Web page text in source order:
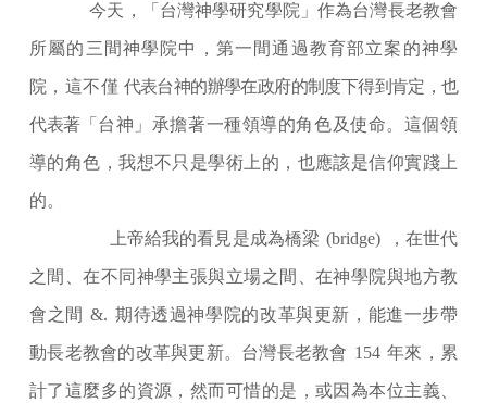
今天，「台灣神學研究學院」作為台灣長老教會
所屬的三間神學院中，第一間通過教育部立案的神學
院，這不僅 代表台神的辦學在政府的制度下得到肯定，也
代表著「台神」承擔著一種領導的角色及使命。這個領
導的角色，我想不只是學術上的，也應該是信仰實踐上
的。
上帝給我的看見是成為橋梁 (bridge) ，在世代
之間、在不同神學主張與立場之間、在神學院與地方教
會之間 &. 期待透過神學院的改革與更新，能進一步帶
動長老教會的改革與更新。台灣長老教會 154 年來，累
計了這麼多的資源，然而可惜的是，或因為本位主義、